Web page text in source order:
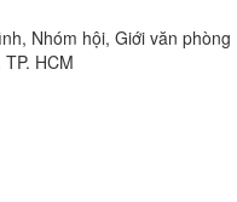
, Nhóm hội, Giới văn phòng
TP. HCM